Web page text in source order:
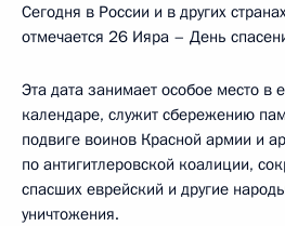
Сегодня в России и в других
отмечается 26 Ияра – День
Эта дата занимает особое место в
календаре, служит сбережению
подвиге воинов Красной армии и
по антигитлеровской коалиции,
спасших еврейский и другие
уничтожения.